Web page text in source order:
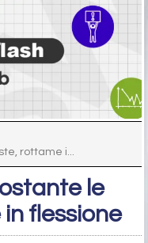
rottame i...
le
flessione